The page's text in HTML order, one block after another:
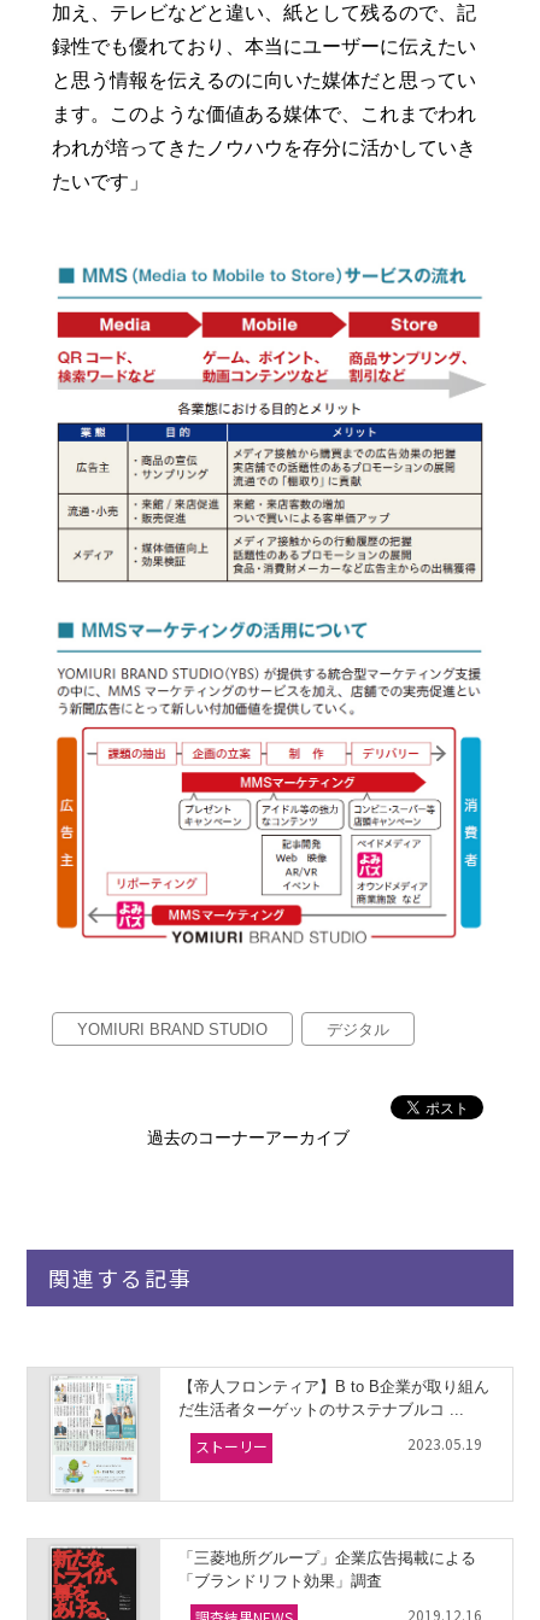
加え、テレビなどと違い、紙として残るので、記
録性でも優れており、本当にユーザーに伝えたい
と思う情報を伝えるのに向いた媒体だと思ってい
ます。このような価値ある媒体で、これまでわれ
われが培ってきたノウハウを存分に活かしていき
たいです」
YOMIURI BRAND STUDIO デジタル
過去のコーナーアーカイブ
関連する記事
【帝人フロンティア】B to B企業が取り組ん
だ生活者ターゲットのサステナブルコ ...
ストーリー 2023.05.19
「三菱地所グループ」企業広告掲載による
「ブランドリフト効果」調査
2019.12.16